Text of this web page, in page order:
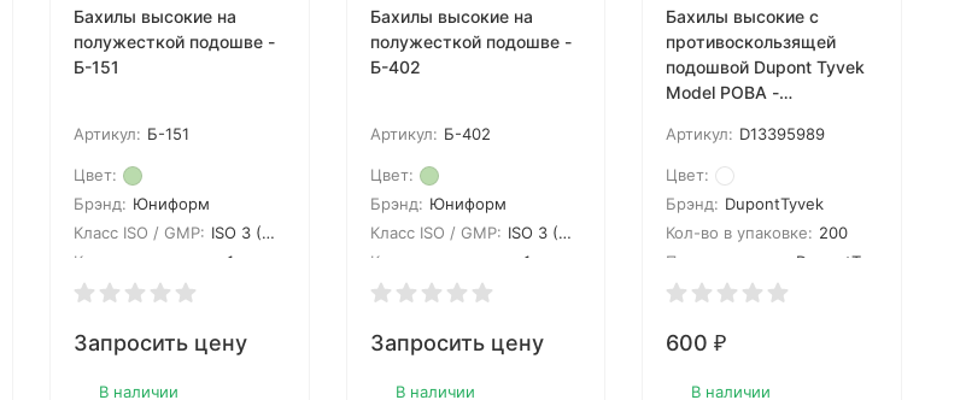
Бахилы высокие на
полужесткой подошве -
Б-151
Артикул: Б-151
Цвет:
Брэнд: Юниформ
Класс ISO / GMP: ISO 3 (GMP A)
Кол-во в упаковке:
1
Запросить цену
В наличии
Бахилы высокие на
полужесткой подошве -
Б-402
Артикул: Б-402
Цвет:
Брэнд: Юниформ
Класс ISO / GMP: ISO 3 (GMP A)
Кол-во в упаковке:
1
Запросить цену
В наличии
Бахилы высокие с
противоскользящей
подошвой Dupont Tyvek
Model POBA -
Артикул: D13395989
Цвет:
Брэнд: DupontTyvek
Кол-во в упаковке: 200
Производитель:
DupontTyvek
600 ₽
В наличии